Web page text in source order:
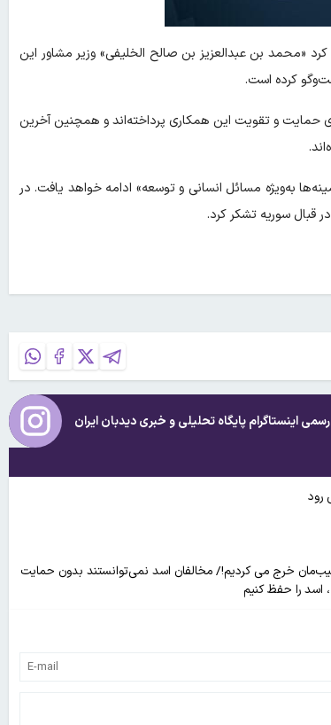
کرد «محمد بن عبدالعزیز بن صالح الخلیفی» وزیر مشاور این
کرده است.
حمایت و تقویت این همکاری پرداخته‌اند و همچنین آخرین
به‌ویژه مسائل انسانی و توسعه» ادامه خواهد یافت. در
قبال سوریه تشکر کرد.
اینستاگرام پایگاه تحلیلی و خبریدیدبان ایران
رود
جیب‌مان خرج می کردیم!/ مخالفان اسد نمی‌توانستند بدون حمایت
اسد را حفظ کنیم